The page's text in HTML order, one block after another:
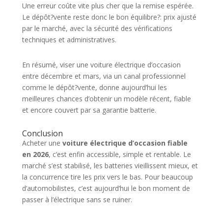
Une erreur coûte vite plus cher que la remise espérée.
Le dépôt?vente reste donc le bon équilibre?: prix ajusté
par le marché, avec la sécurité des vérifications
techniques et administratives.
En résumé, viser une voiture électrique d’occasion
entre décembre et mars, via un canal professionnel
comme le dépôt?vente, donne aujourd’hui les
meilleures chances d’obtenir un modèle récent, fiable
et encore couvert par sa garantie batterie.
Conclusion
Acheter une voiture électrique d’occasion fiable
en 2026, c’est enfin accessible, simple et rentable. Le
marché s’est stabilisé, les batteries vieillissent mieux, et
la concurrence tire les prix vers le bas. Pour beaucoup
d’automobilistes, c’est aujourd’hui le bon moment de
passer à l’électrique sans se ruiner.